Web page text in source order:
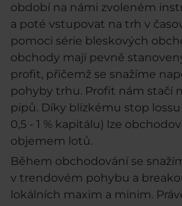
období na námi zvoleném
a poté vstupovat na trh v
pomoci série bleskových
obchody mají pevně
profit, přičemž se snažíme
pohyby trhu. Profit nám stačí
pipů. Díky blízkému stop
0,5 - 1 % kapitálu) lze
objemem lotů.
Během obchodování se
v trendovém pohybu a
lokálních maxim a minim.